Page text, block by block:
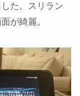
た。スリラン
が綺麗。